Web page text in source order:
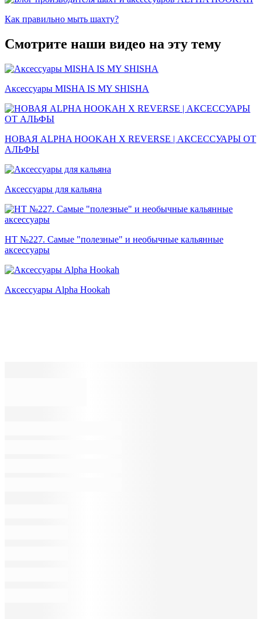
Как правильно мыть шахту?
Смотрите наши видео на эту тему
Аксессуары MISHA IS MY SHISHA
НОВАЯ ALPHA HOOKAH X REVERSE | АКСЕССУАРЫ ОТ
АЛЬФЫ
Аксессуары для кальяна
HT №227. Самые "полезные" и необычные кальянные
аксессуары
Аксессуары Alpha Hookah